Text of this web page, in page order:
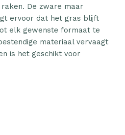
De zware maar
ervoor dat het gras blijft
elk gewenste formaat te
materiaal vervaagt
is het geschikt voor